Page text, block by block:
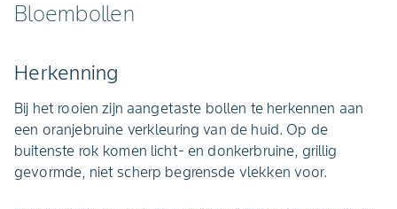
Bloembollen
Herkenning
Bij het rooien zijn aangetaste bollen te herkennen aan
een oranjebruine verkleuring van de huid. Op de
buitenste rok komen licht- en donkerbruine, grillig
gevormde, niet scherp begrensde vlekken voor.